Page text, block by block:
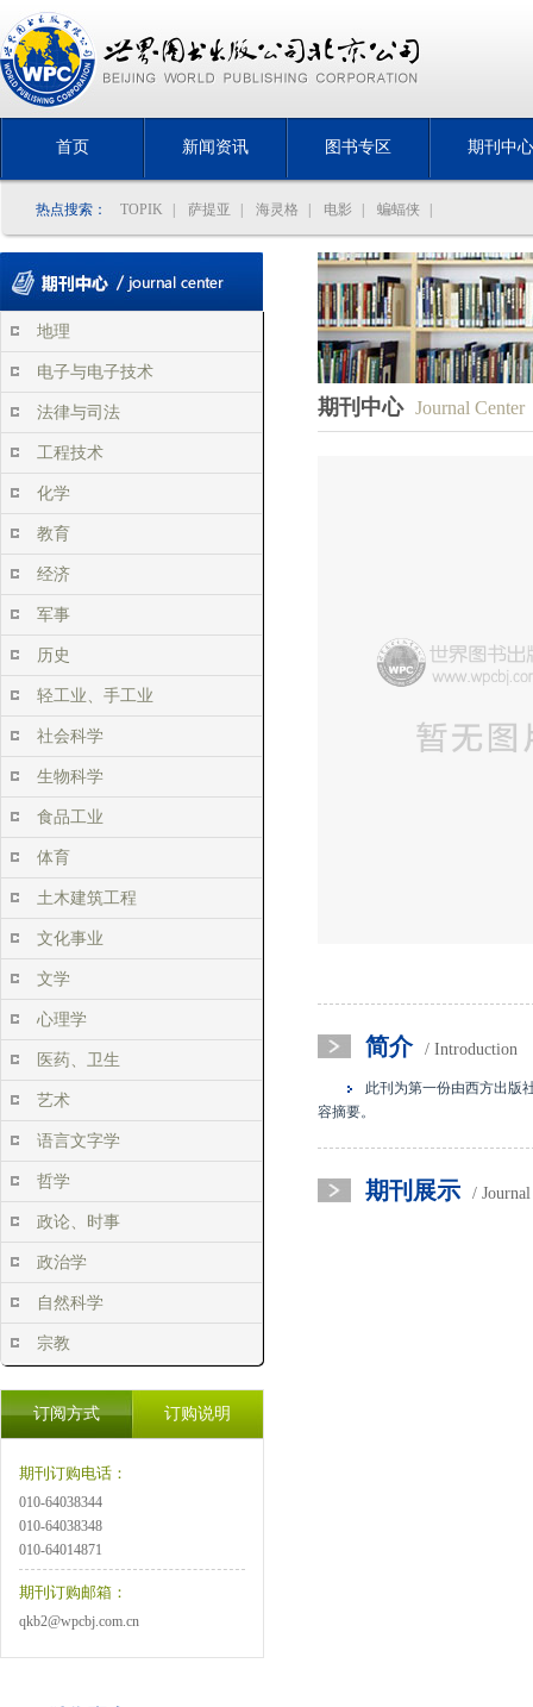
首页 新闻资讯 图书专区 期刊中心
热点搜索： TOPIK 萨提亚 海灵格 电影 蝙蝠侠
地理
电子与电子技术
法律与司法
工程技术
化学
教育
经济
军事
历史
轻工业、手工业
社会科学
生物科学
食品工业
体育
土木建筑工程
文化事业
文学
心理学
医药、卫生
艺术
语言文字学
哲学
政论、时事
政治学
自然科学
宗教
订阅方式 订购说明
期刊订购电话：
010-64038344
010-64038348
010-64014871
期刊订购邮箱：
qkb2@wpcbj.com.cn
期刊中心 Journal Center
简介 / Introduction
此刊为第一份由西方出版
容摘要。
期刊展示 /